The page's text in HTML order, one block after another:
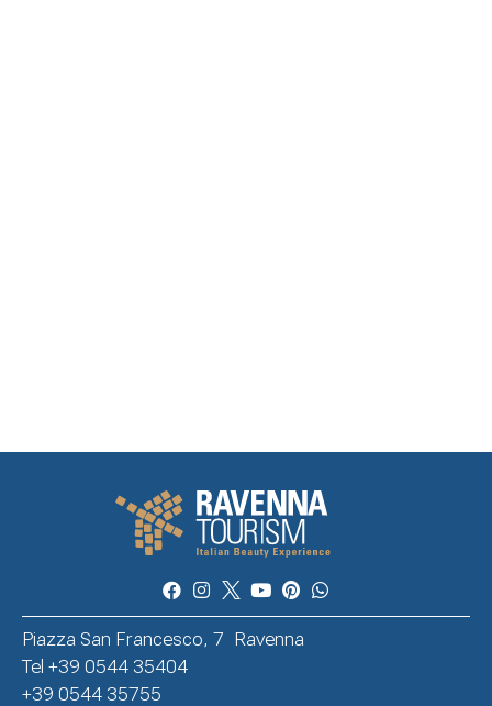
Piazza San Francesco, 7 Ravenna
Tel +39 0544 35404
+39 0544 35755